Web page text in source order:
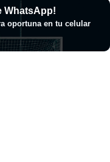
WhatsApp!
oportuna en tu celular